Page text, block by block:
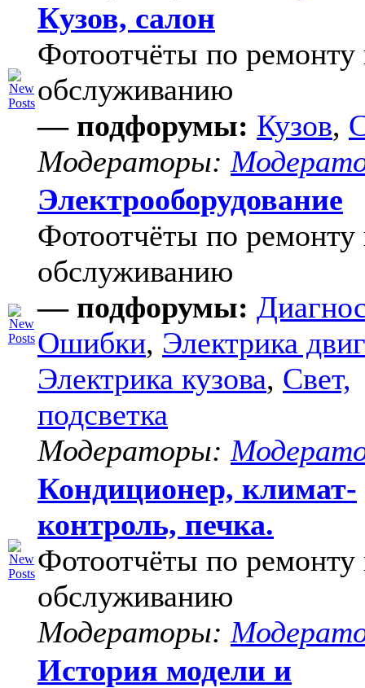
Кузов, салон
Фотоотчёты по ремонту
обслуживанию
— подфорумы: Кузов,
Модераторы:
Электрооборудование
Фотоотчёты по ремонту
обслуживанию
— подфорумы:
Ошибки, Электрика
Электрика кузова, Свет,
подсветка
Модераторы:
Кондиционер, климат-
контроль, печка.
Фотоотчёты по ремонту
обслуживанию
Модераторы:
История модели и